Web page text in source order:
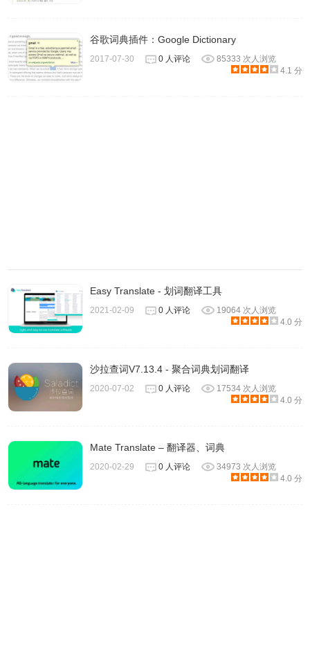
谷歌词典插件：Google Dictionary
2017-07-30 0 人评论
85333 次人浏览
4.1 分
Easy Translate - 划词翻译工具
2021-02-09 0 人评论
19064 次人浏览
4.0 分
沙拉查词V7.13.4 - 聚合词典划词翻译
2020-07-02 0 人评论
17534 次人浏览
4.0 分
Mate Translate – 翻译器、词典
2020-02-29 0 人评论
34973 次人浏览
4.0 分